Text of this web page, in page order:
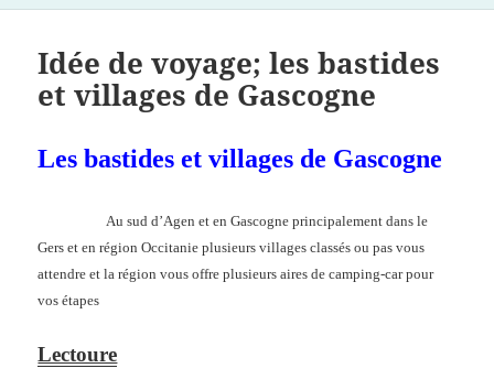
Idée de voyage; les bastides
et villages de Gascogne
Les bastides et villages de Gascogne
Au sud d’Agen et en Gascogne principalement dans le
Gers et en région Occitanie plusieurs villages classés ou pas vous
attendre et la région vous offre plusieurs aires de camping-car pour
vos étapes
Lectoure